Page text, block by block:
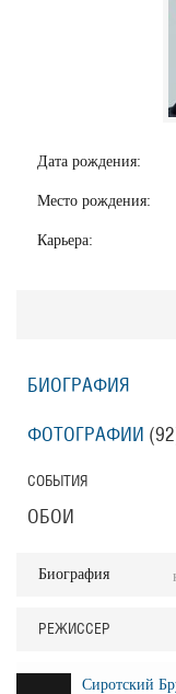
Дата рождения:
Место рождения:
Карьера:
БИОГРАФИЯ
ФОТОГРАФИИ (92
СОБЫТИЯ
ОБОИ
Биография
РЕЖИССЕР
Сиротский